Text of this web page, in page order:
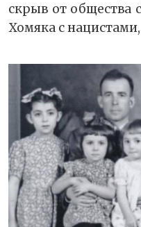
скрыв от общества
Хомяка с